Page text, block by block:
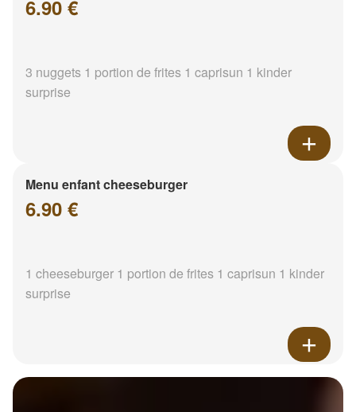
6.90 €
3 nuggets 1 portion de frites 1 caprisun 1 kinder
surprise
Menu enfant cheeseburger
6.90 €
1 cheeseburger 1 portion de frites 1 caprisun 1 kinder
surprise